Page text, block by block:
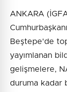
ANKARA
Beştepe'de
yayımlanan
gelişmelere,
duruma kadar